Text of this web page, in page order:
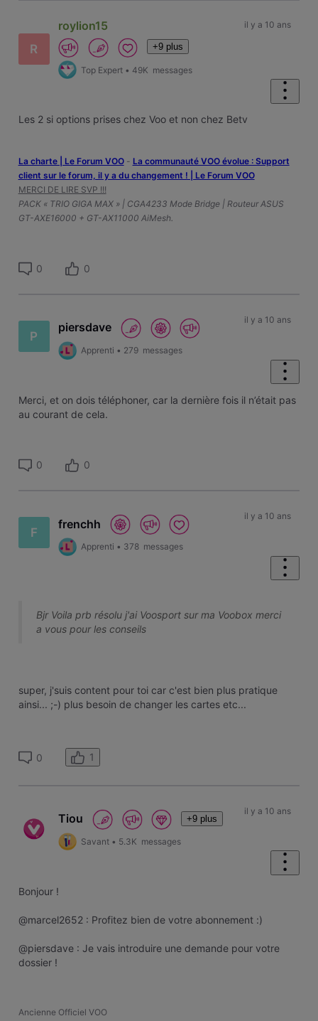
R
roylion15
+9 plus
Top Expert • 49K messages
il y a 10 ans
Les 2 si options prises chez Voo et non chez Betv
La charte | Le Forum VOO- ‎La communauté VOO évolue : Support
client sur le forum, il y a du changement ! | Le Forum VOO
MERCI DE LIRE SVP !!!
PACK « TRIO GIGA MAX » | CGA4233 Mode Bridge | Routeur ASUS
GT-AXE16000 + GT-AX11000 AiMesh.
0 0
P
piersdave
Apprenti • 279 messages
il y a 10 ans
Merci, et on dois téléphoner, car la dernière fois il n’était pas
au courant de cela.
0 0
F
frenchh
Apprenti • 378 messages
il y a 10 ans
Bjr Voila prb résolu j'ai Voosport sur ma Voobox merci
a vous pour les conseils
super, j'suis content pour toi car c'est bien plus pratique
ainsi... ;-) plus besoin de changer les cartes etc...
0 1
Tiou +9 plus
Savant • 5.3K messages
il y a 10 ans
Bonjour !
@marcel2652 : Profitez bien de votre abonnement :)
@piersdave : Je vais introduire une demande pour votre
dossier !
Ancienne Officiel VOO